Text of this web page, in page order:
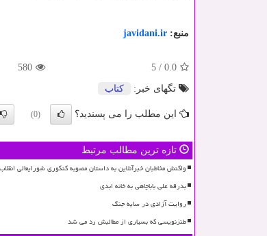
منبع: javidani.ir
0.0
/
5
580
تگهای خبر:
كتاب
این مطلب را می پسندید؟ (0)
تازه ترین مطالب مرتبط
واکنش مخاطبان خبرآنلاین به داستان مصوبه کنکوری شورایعالی
بدرقه علی باباچاهی به خانه ابدی
روایت آزادی در سایه جنگ
طنزنویسی که بسیاری از مطالبش رد می شد